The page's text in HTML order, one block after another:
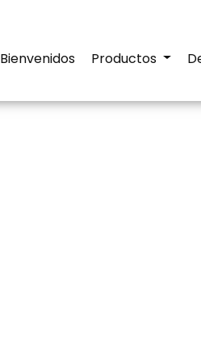
Bienvenidos Productos